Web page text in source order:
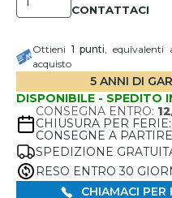
Ottieni 1 punti, equivalenti
acquisto
5 ANNI DI
DISPONIBILE - SPEDITO
CONSEGNA ENTRO:
CHIUSURA PER FERIE:
CONSEGNE A
SPEDIZIONE
RESO ENTRO 30
CHIAMACI PER